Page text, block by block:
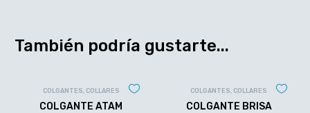
También podría gustarte...
COLGANTES COLLARES
COLGANTE ATAM
COLGANTES COLLARES
COLGANTE BRISA